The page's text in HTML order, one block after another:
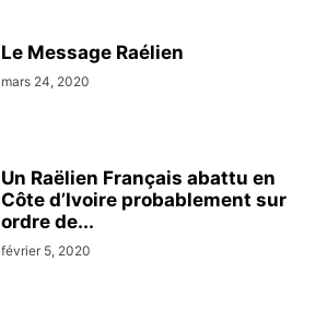
Le Message Raélien
mars 24, 2020
Un Raëlien Français abattu en
Côte d’Ivoire probablement sur
ordre de...
février 5, 2020